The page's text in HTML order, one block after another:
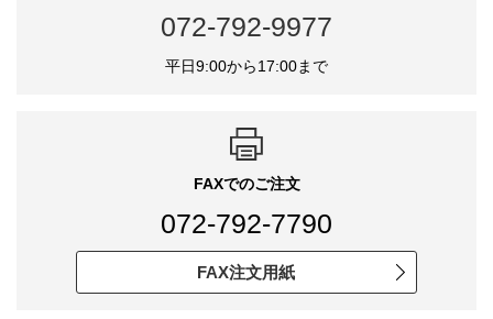
072-792-9977
平日9:00から17:00まで
FAXでのご注文
072-792-7790
FAX注文用紙